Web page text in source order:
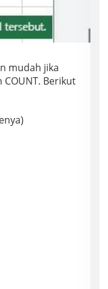
mudah jika
Berikut